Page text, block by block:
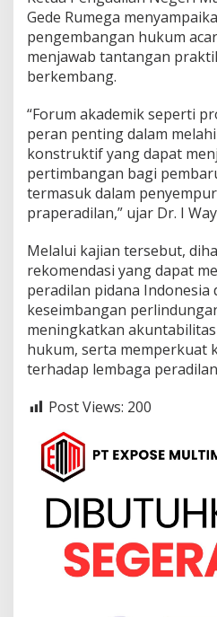
Gede Rumega
pengembangan hukum
menjawab tantangan
berkembang.
“Forum akademik seperti
peran penting dalam
konstruktif yang dapat
pertimbangan bagi
termasuk dalam
praperadilan,” ujar Dr. I
Melalui kajian tersebut,
rekomendasi yang dapat
peradilan pidana Indonesia
keseimbangan
meningkatkan
hukum, serta memperkuat
terhadap lembaga
Post Views: 200